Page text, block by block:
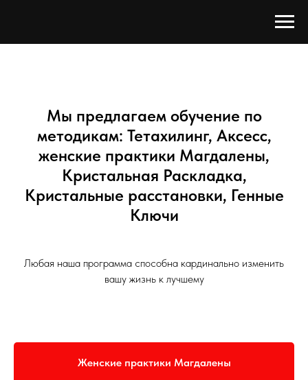
Мы предлагаем обучение по
методикам: Тетахилинг, Аксесс,
женские практики Магдалены,
Кристальная Раскладка,
Кристальные расстановки, Генные
Ключи
Любая наша программа способна кардинально изменить
вашу жизнь к лучшему
Женские практики Магдалены